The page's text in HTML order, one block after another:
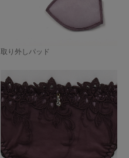
取り外しパッド